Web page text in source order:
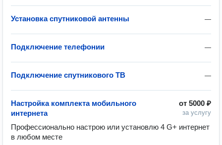
—
Установка спутниковой антенны
—
Подключение телефонии
—
Подключение спутникового ТВ
от 5000 ₽
за услугу
Настройка комплекта мобильного
интернета
Профессионально настрою или установлю 4 G+ интернет
в любом месте